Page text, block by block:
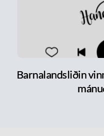
Barnalandsliðin